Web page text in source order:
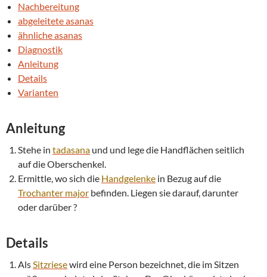
Nachbereitung
abgeleitete asanas
ähnliche asanas
Diagnostik
Anleitung
Details
Varianten
Anleitung
Stehe in tadasana und und lege die Handflächen seitlich
auf die Oberschenkel.
Ermittle, wo sich die Handgelenke in Bezug auf die
Trochanter major befinden. Liegen sie darauf, darunter
oder darüber ?
Details
AlsSitzriesewird eine Person bezeichnet, die im Sitzen